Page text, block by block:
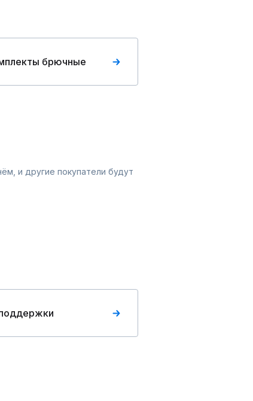
брючные
и другие покупатели будут